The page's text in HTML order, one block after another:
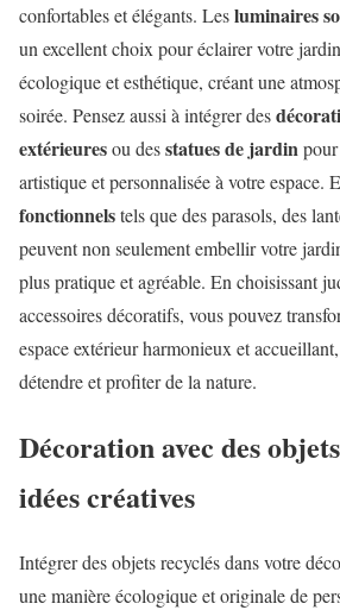
confortables et élégants. Lesluminaires
un excellent choix pour éclairer votre
écologique et esthétique, créant une
soirée. Pensez aussi à intégrer des
extérieuresou desstatues de jardin
artistique et personnalisée à votre espace.
fonctionnelstels que des parasols, des
peuvent non seulement embellir votre
plus pratique et agréable. En choisissant
accessoires décoratifs, vous pouvez
espace extérieur harmonieux et
détendre et profiter de la nature.
Décoration avec des
idées créatives
Intégrer des objets recyclés dans votre
une manière écologique et originale de